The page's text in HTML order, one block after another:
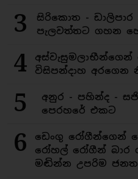
3
සිරිකොත -
පැලවත්තට ගහන
4
විසිපන්දාහ අරගෙන
5
අනුර - පහින්ද -
පෙරහරේ එකට
6
ඩෙංගු රෝගීන්ගෙන්
රෝහල් රෝගීන් බාර
මඬින්න උපරිම